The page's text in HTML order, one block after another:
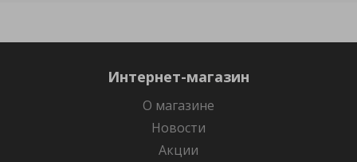
Интернет-магазин
О магазине
Новости
Акции